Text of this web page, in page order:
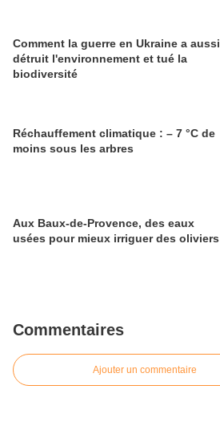
Comment la guerre en Ukraine a aussi
détruit l'environnement et tué la
biodiversité
Réchauffement climatique : – 7 °C de
moins sous les arbres
Aux Baux-de-Provence, des eaux
usées pour mieux irriguer des oliviers
Commentaires
Ajouter un commentaire